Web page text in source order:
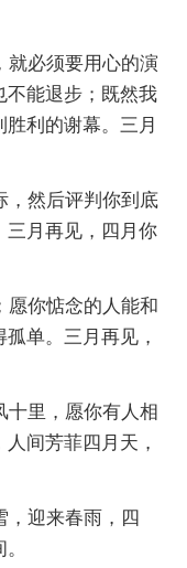
必须要用心的演
不能退步；既然我
利的谢幕。三月
然后评判你到底
三月再见，四月你
你惦念的人能和
单。三月再见，
里，愿你有人相
间芳菲四月天，
迎来春雨，四